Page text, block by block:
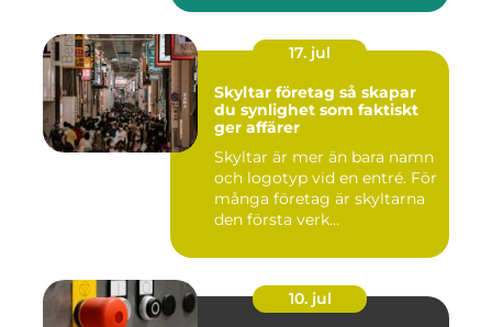
17. jul
Skyltar företag så skapar
du synlighet som faktiskt
ger affärer
Skyltar är mer än bara namn
och logotyp vid en entré. För
många företag är skyltarna
den första verk...
10. jul